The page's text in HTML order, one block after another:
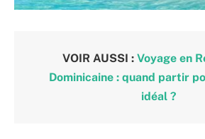
VOIR AUSSI : Voyage en
Dominicaine : quand partir
idéal ?